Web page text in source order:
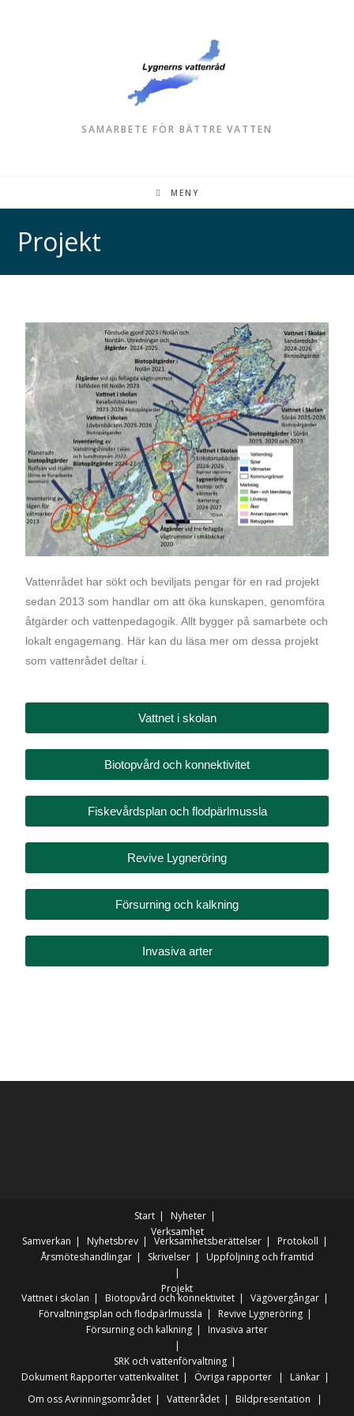
SAMARBETE FÖR BÄTTRE VATTEN
MENY
Projekt
Vattenrådet har sökt och beviljats pengar för en rad projekt
sedan 2013 som handlar om att öka kunskapen, genomföra
åtgärder och vattenpedagogik. Allt bygger på samarbete och
lokalt engagemang. Här kan du läsa mer om dessa projekt
som vattenrådet deltar i.
Vattnet i skolan
Biotopvård och konnektivitet
Fiskevårdsplan och flodpärlmussla
Revive Lygneröring
Försurning och kalkning
Invasiva arter
Start
Nyheter
Verksamhet
Samverkan Nyhetsbrev Verksamhetsberättelser
Protokoll
Årsmöteshandlingar
Skrivelser Uppföljning och framtid
Projekt
Vattnet i skolan Biotopvård och konnektivitet
Vägövergångar
Förvaltningsplan och flodpärlmussla
Revive Lygneröring
Försurning och kalkning
Invasiva arter
SRK och vattenförvaltning
Dokument Rapporter vattenkvalitet Övriga rapporter
Länkar
Om ossAvrinningsområdet Vattenrådet
Bildpresentation